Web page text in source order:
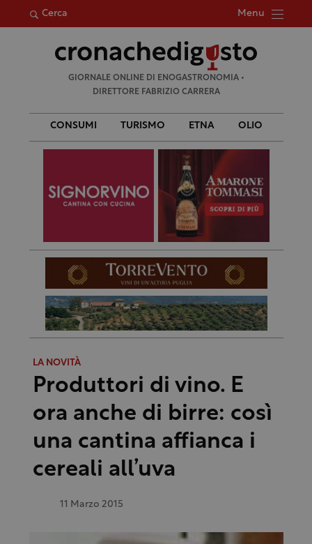
Cerca Menu
per:
GIORNALE ONLINE DI ENOGASTRONOMIA •
DIRETTORE FABRIZIO CARRERA
CONSUMI TURISMO ETNA OLIO
LA NOVITÀ
Produttori di vino. E
ora anche di birre: così
una cantina affianca i
cereali all’uva
11 Marzo 2015